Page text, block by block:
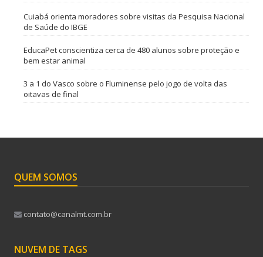
Cuiabá orienta moradores sobre visitas da Pesquisa Nacional
de Saúde do IBGE
EducaPet conscientiza cerca de 480 alunos sobre proteção e
bem estar animal
3 a 1 do Vasco sobre o Fluminense pelo jogo de volta das
oitavas de final
QUEM SOMOS
contato@canalmt.com.br
NUVEM DE TAGS